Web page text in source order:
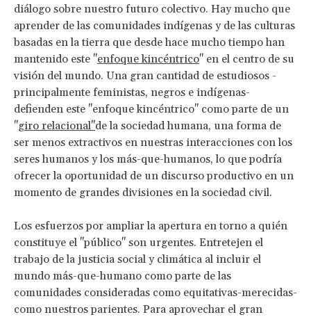
diálogo sobre nuestro futuro colectivo. Hay mucho que
aprender de las comunidades indígenas y de las culturas
basadas en la tierra que desde hace mucho tiempo han
mantenido este "enfoque kincéntrico" en el centro de su
visión del mundo. Una gran cantidad de estudiosos -
principalmente feministas, negros e indígenas-
defienden este "enfoque kincéntrico" como parte de un
"giro relacional"de la sociedad humana, una forma de
ser menos extractivos en nuestras interacciones con los
seres humanos y los más-que-humanos, lo que podría
ofrecer la oportunidad de un discurso productivo en un
momento de grandes divisiones en la sociedad civil.
Los esfuerzos por ampliar la apertura en torno a quién
constituye el "público" son urgentes. Entretejen el
trabajo de la justicia social y climática al incluir el
mundo más-que-humano como parte de las
comunidades consideradas como equitativas-merecidas-
como nuestros parientes. Para aprovechar el gran